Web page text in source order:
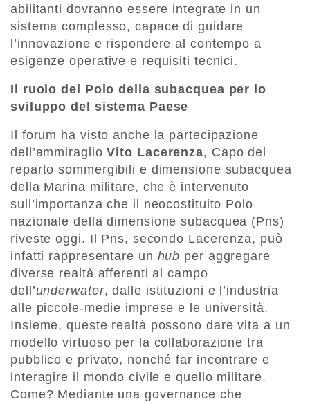
abilitanti dovranno essere integrate in un
sistema complesso, capace di guidare
l’innovazione e rispondere al contempo a
esigenze operative e requisiti tecnici.
Il ruolo del Polo della subacquea per lo
sviluppo del sistema Paese
Il forum ha visto anche la partecipazione
dell’ammiraglioVito Lacerenza, Capo del
reparto sommergibili e dimensione subacquea
della Marina militare, che è intervenuto
sull’importanza che il neocostituito Polo
nazionale della dimensione subacquea (Pns)
riveste oggi. Il Pns, secondo Lacerenza, può
infatti rappresentare un hub per aggregare
diverse realtà afferenti al campo
dell’underwater, dalle istituzioni e l’industria
alle piccole-medie imprese e le università.
Insieme, queste realtà possono dare vita a un
modello virtuoso per la collaborazione tra
pubblico e privato, nonché far incontrare e
interagire il mondo civile e quello militare.
Come? Mediante una governance che